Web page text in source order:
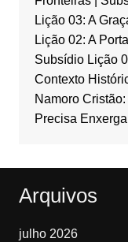
Lição 03: A
Lição 02: A
Subsídio Lição
Contexto
Namoro Cristão:
Precisa
Arquivos
julho 2026